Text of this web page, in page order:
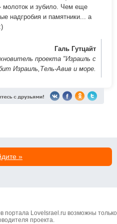
молоток и зубило. Чем еще
надгробия и памятники... а
Галь Гутцайт
проекта "Израиль с
Израиль,Тель-Авив и море.
»
портала LoveIsrael.ru возможны только
проекта.